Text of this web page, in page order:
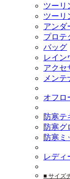
ツーリ
ツーリ
アンダ
プロテ
バッグ
レイン
アクセ
メンテ
オフロ
防寒テ
防寒グ
防寒ミ
レディ
■ サイズ